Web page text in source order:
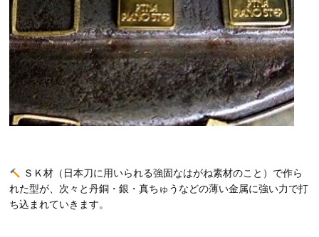
ＳＫ材（日本刀に用いられる強固なはがね素材のこと）で作ら
れた型が、次々と丹銅・銀・真ちゅうなどの薄い金属に強い力で打
ち込まれていきます。